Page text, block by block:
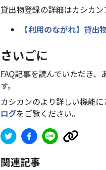
貸出物登録の詳細はカシカ
【利用のながれ】貸出
さいごに
FAQ記事を読んでいただき
す。
カシカンのより詳しい機能に
ログをご覧ください。
関連記事